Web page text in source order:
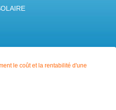
le coût et la rentabilité d'une